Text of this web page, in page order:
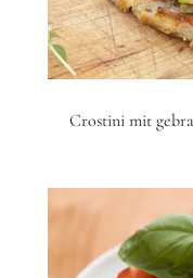
Crostini mit